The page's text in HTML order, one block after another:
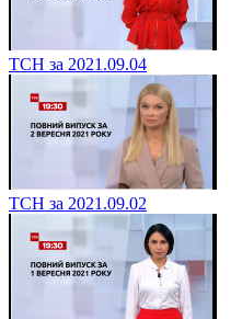
ТСН за 2021.09.04
ТСН за 2021.09.02